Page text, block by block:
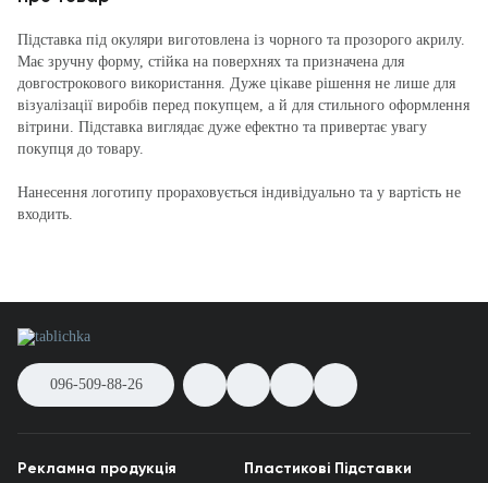
Підставка під окуляри виготовлена із чорного та прозорого акрилу.
Має зручну форму, стійка на поверхнях та призначена для
довгострокового використання. Дуже цікаве рішення не лише для
візуалізації виробів перед покупцем, а й для стильного оформлення
вітрини. Підставка виглядає дуже ефектно та привертає увагу
покупця до товару.
Нанесення логотипу прораховується індивідуально та у вартість не
входить.
096-509-88-26
Рекламна продукція Пластикові Підставки